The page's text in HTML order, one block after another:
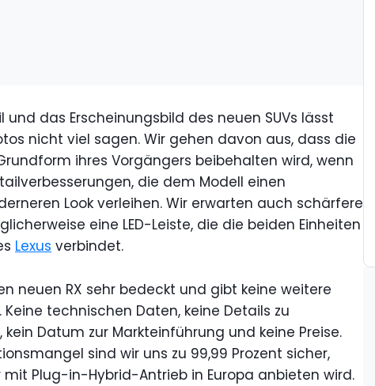
das Erscheinungsbild des neuen SUVs lässt
nicht viel sagen. Wir gehen davon aus, dass die
ihres Vorgängers beibehalten wird, wenn
die dem Modell einen
Look verleihen. Wir erwarten auch schärfere
eine LED-Leiste, die die beiden Einheiten
Lexus verbindet.
neuen RX sehr bedeckt und gibt keine weitere
technischen Daten, keine Details zu
Datum zur Markteinführung und keine Preise.
sind wir uns zu 99,99 Prozent sicher,
mit Plug-in-Hybrid-Antrieb in Europa anbieten wird.